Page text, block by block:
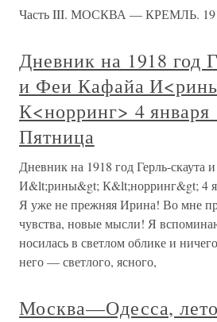
Часть III. МОСКВА — КРЕМЛЬ.
Дневник на 1918 год
и Феи Кафайа
К<норринг> 4 января
Пятница
Дневник на 1918 год Герль-скаута
И&lt;рины&gt; К&lt;норринг&gt; 4
Я уже не прежняя Ирина! Во мне
чувства, новые мысли! Я
носилась в светлом облике и
него — светлого, ясного,
Москва—Одесса,